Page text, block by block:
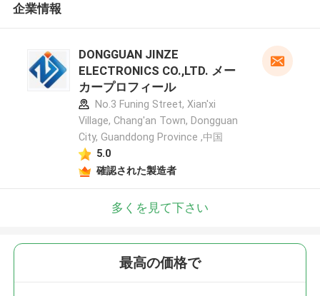
企業情報
DONGGUAN JINZE
ELECTRONICS CO.,LTD. メー
カープロフィール
No.3 Funing Street, Xian'xi
Village, Chang'an Town, Dongguan
City, Guanddong Province ,中国
5.0
確認された製造者
多くを見て下さい
最高の価格で